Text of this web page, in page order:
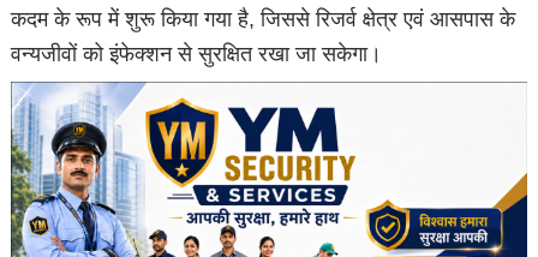
कदम के रूप में शुरू किया गया है, जिससे रिजर्व क्षेत्र एवं आसपास के
वन्यजीवों को इंफेक्शन से सुरक्षित रखा जा सकेगा।